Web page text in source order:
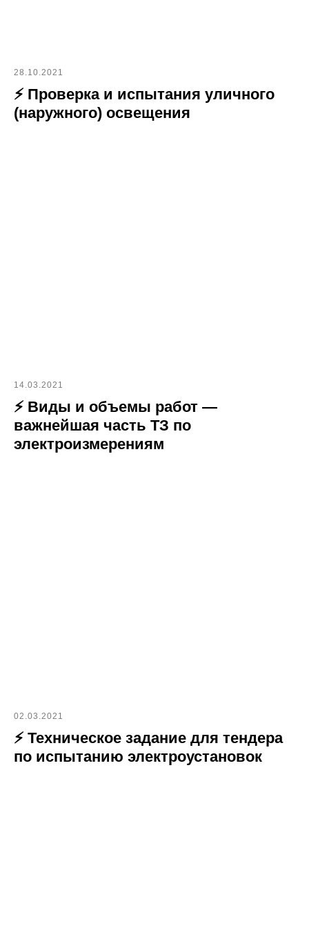
28.10.2021
⚡ Проверка и испытания уличного
(наружного) освещения
14.03.2021
⚡ Виды и объемы работ —
важнейшая часть ТЗ по
электроизмерениям
02.03.2021
⚡ Техническое задание для тендера
по испытанию электроустановок